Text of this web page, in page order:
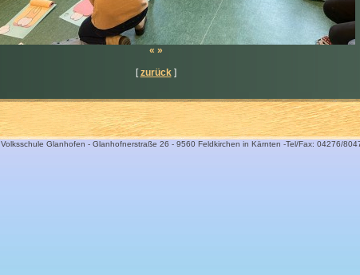
« »
[zurück]
Volksschule Glanhofen - Glanhofnerstraße 26 - 9560 Feldkirchen in Kärnten -Tel/Fax: 04276/